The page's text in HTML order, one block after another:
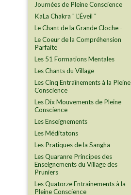
Journées de Pleine Conscience
KaLa Chakra " L'Éveil "
Le Chant de la Grande Cloche -
Le Coeur de la Compréhension
Parfaite
Les 51 Formations Mentales
Les Chants du Village
Les Cinq Entraînements à la Pleine
Conscience
Les Dix Mouvements de Pleine
Conscience
Les Enseignements
Les Méditatons
Les Pratiques de la Sangha
Les Quaranre Principes des
Enseignements du Village des
Pruniers
Les Quatorze Entraînements à la
Pleine Conscience